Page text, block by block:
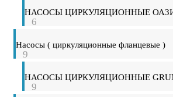
НАСОСЫ ЦИРКУЛЯЦИОННЫЕ
6
Насосы ( циркуляционные фланцевые )
9
НАСОСЫ ЦИРКУЛЯЦИОННЫЕ
9